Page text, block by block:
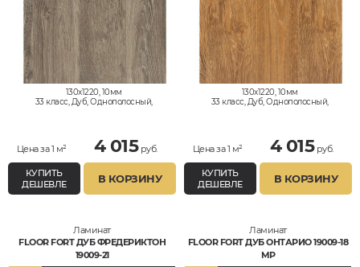
130x1220, 10мм
33 класс, Дуб, Однополосный,
Цена за 1 м² 4 015руб.
КУПИТЬ
ДЕШЕВЛЕ
В КОРЗИНУ
130x1220, 10мм
33 класс, Дуб, Однополосный,
Цена за 1 м² 4 015руб.
КУПИТЬ
ДЕШЕВЛЕ
В КОРЗИНУ
Ламинат
FLOOR FORT ДУБ ФРЕДЕРИКТОН
19009-21
Ламинат
FLOOR FORT ДУБ ОНТАРИО 19009-18
MP